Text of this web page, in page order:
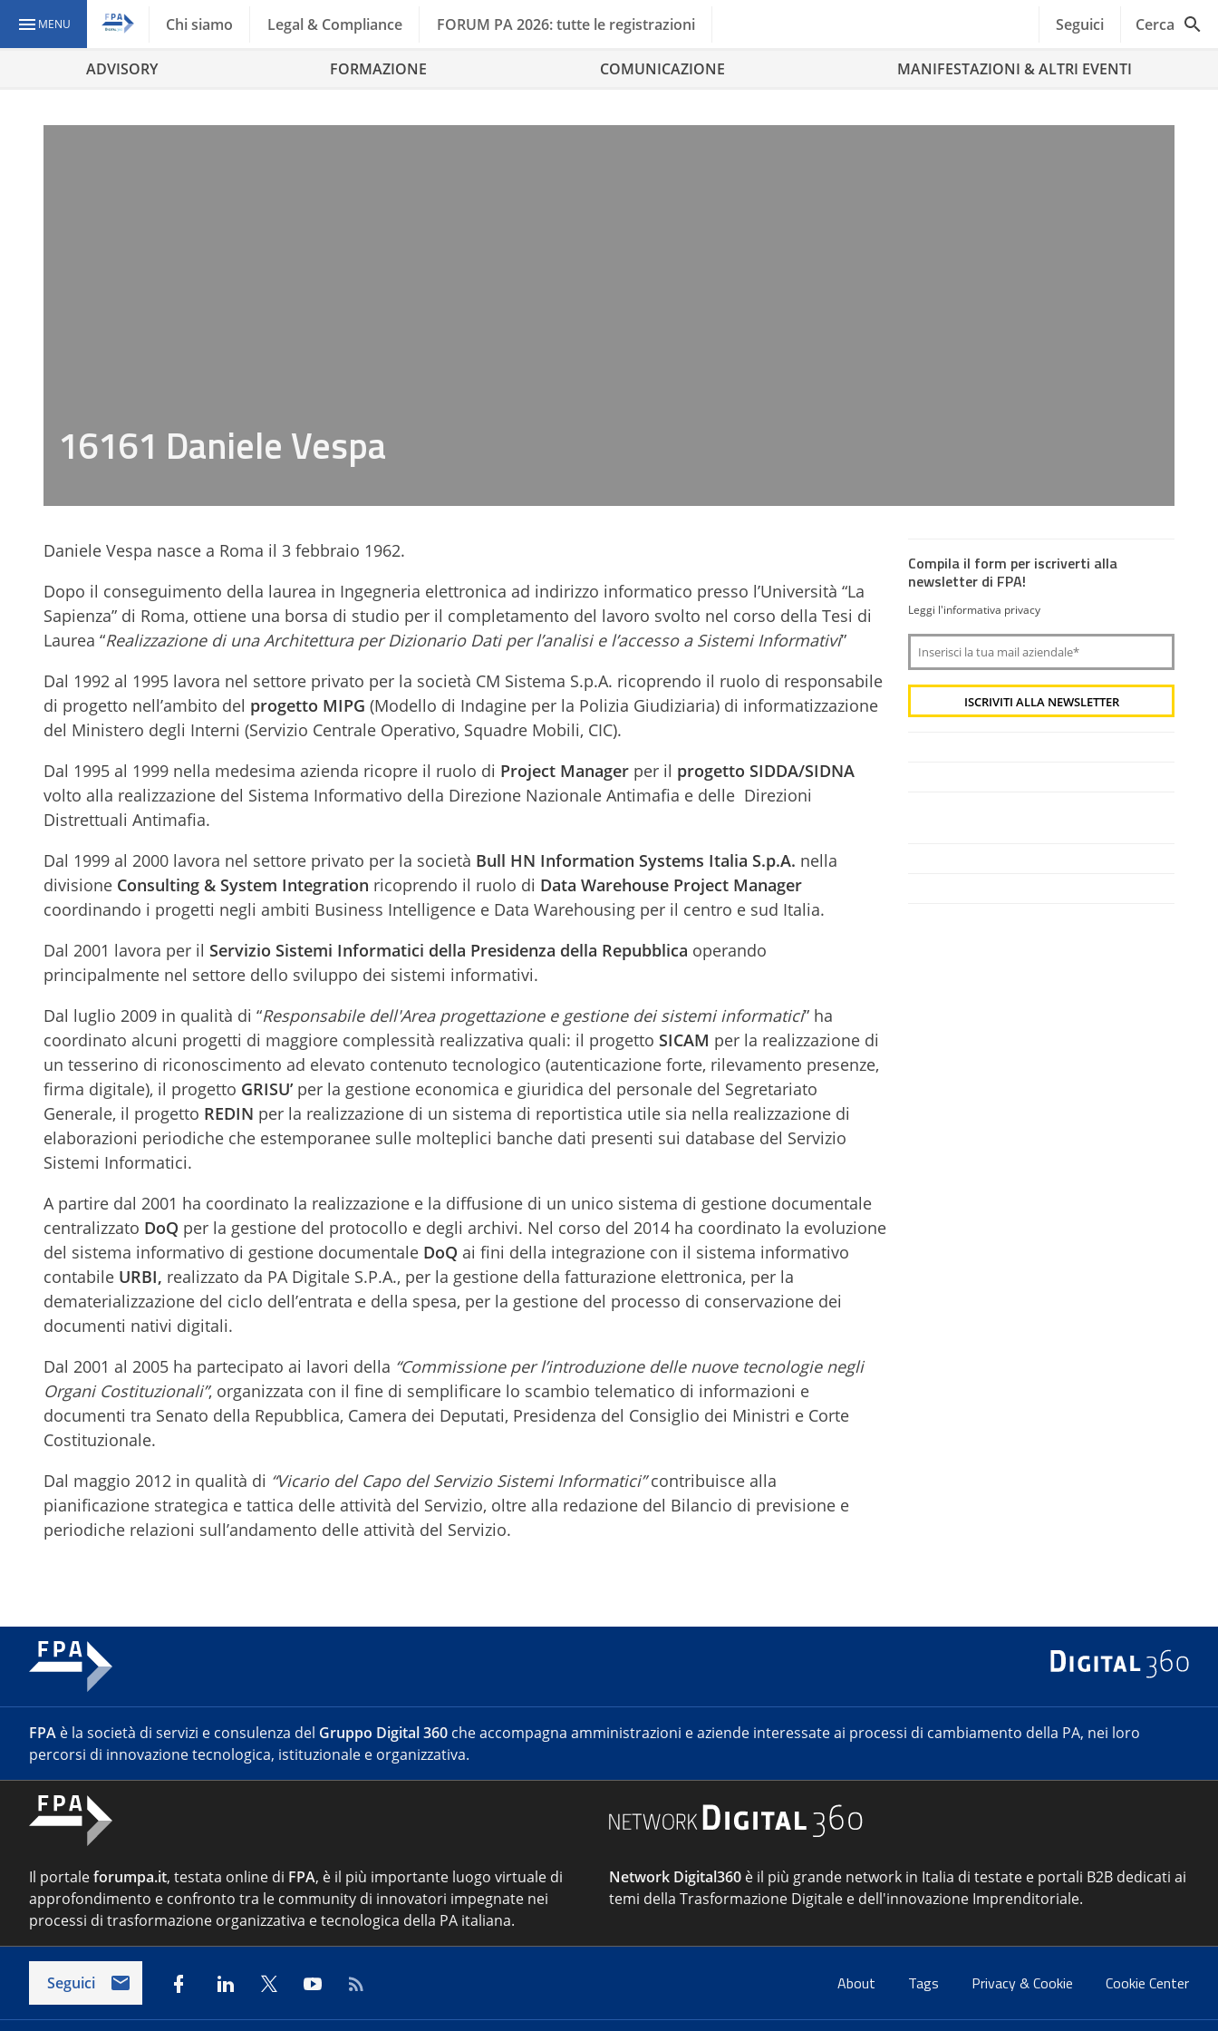
MENU Chi siamo Legal & Compliance FORUM PA 2026: tutte le registrazioni Seguici Cerca
ADVISORY FORMAZIONE COMUNICAZIONE MANIFESTAZIONI & ALTRI EVENTI
16161 Daniele Vespa
Daniele Vespa nasce a Roma il 3 febbraio 1962.
Dopo il conseguimento della laurea in Ingegneria elettronica ad indirizzo informatico presso l’Università “La
Sapienza” di Roma, ottiene una borsa di studio per il completamento del lavoro svolto nel corso della Tesi di
Laurea “Realizzazione di una Architettura per Dizionario Dati per l’analisi e l’accesso a Sistemi Informativi”
Dal 1992 al 1995 lavora nel settore privato per la società CM Sistema S.p.A. ricoprendo il ruolo di responsabile
di progetto nell’ambito del progetto MIPG (Modello di Indagine per la Polizia Giudiziaria) di informatizzazione
del Ministero degli Interni (Servizio Centrale Operativo, Squadre Mobili, CIC).
Dal 1995 al 1999 nella medesima azienda ricopre il ruolo di Project Manager per il progetto SIDDA/SIDNA
volto alla realizzazione del Sistema Informativo della Direzione Nazionale Antimafia e delle Direzioni
Distrettuali Antimafia.
Dal 1999 al 2000 lavora nel settore privato per la società Bull HN Information Systems Italia S.p.A. nella
divisione Consulting & System Integration ricoprendo il ruolo di Data Warehouse Project Manager
coordinando i progetti negli ambiti Business Intelligence e Data Warehousing per il centro e sud Italia.
Dal 2001 lavora per il Servizio Sistemi Informatici della Presidenza della Repubblica operando
principalmente nel settore dello sviluppo dei sistemi informativi.
Dal luglio 2009 in qualità di “Responsabile dell'Area progettazione e gestione dei sistemi informatici” ha
coordinato alcuni progetti di maggiore complessità realizzativa quali: il progetto SICAM per la realizzazione di
un tesserino di riconoscimento ad elevato contenuto tecnologico (autenticazione forte, rilevamento presenze,
firma digitale), il progetto GRISU’per la gestione economica e giuridica del personale del Segretariato
Generale, il progetto REDIN per la realizzazione di un sistema di reportistica utile sia nella realizzazione di
elaborazioni periodiche che estemporanee sulle molteplici banche dati presenti sui database del Servizio
Sistemi Informatici.
A partire dal 2001 ha coordinato la realizzazione e la diffusione di un unico sistema di gestione documentale
centralizzato DoQ per la gestione del protocollo e degli archivi. Nel corso del 2014 ha coordinato la evoluzione
del sistema informativo di gestione documentale DoQ ai fini della integrazione con il sistema informativo
contabile URBI, realizzato da PA Digitale S.P.A., per la gestione della fatturazione elettronica, per la
dematerializzazione del ciclo dell’entrata e della spesa, per la gestione del processo di conservazione dei
documenti nativi digitali.
Dal 2001 al 2005 ha partecipato ai lavori della “Commissione per l’introduzione delle nuove tecnologie negli
Organi Costituzionali”, organizzata con il fine di semplificare lo scambio telematico di informazioni e
documenti tra Senato della Repubblica, Camera dei Deputati, Presidenza del Consiglio dei Ministri e Corte
Costituzionale.
Dal maggio 2012 in qualità di “Vicario del Capo del Servizio Sistemi Informatici”contribuisce alla
pianificazione strategica e tattica delle attività del Servizio, oltre alla redazione del Bilancio di previsione e
periodiche relazioni sull’andamento delle attività del Servizio.
Compila il form per iscriverti alla
newsletter di FPA!
Leggi l'informativa privacy
FPA è la società di servizi e consulenza del Gruppo Digital 360 che accompagna amministrazioni e aziende interessate ai processi di cambiamento della PA, nei loro
percorsi di innovazione tecnologica, istituzionale e organizzativa.
Il portaleforumpa.it, testata online di FPA, è il più importante luogo virtuale di
approfondimento e confronto tra le community di innovatori impegnate nei
processi di trasformazione organizzativa e tecnologica della PA italiana.
Network Digital360 è il più grande network in Italia di testate e portali B2B dedicati ai
temi della Trasformazione Digitale e dell'innovazione Imprenditoriale.
Seguici About Tags Privacy & Cookie Cookie Center